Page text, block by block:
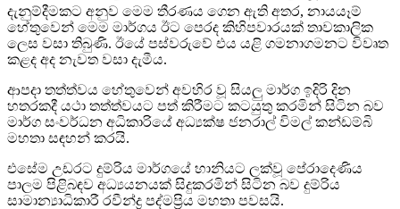
දැනුම්දීමකට අනුව මෙම තීරණය ගෙන ඇති අතර, නායයෑම්
හේතුවෙන් මෙම මාර්ගය ඊට පෙරද කිහිපවාරයක් තාවකාලික
ලෙස වසා තිබුණි. ඊයේ පස්වරුවේ එය යළි ගමනාගමනට විවෘත
කළද අද නැවත වසා දැමීය.
ආපදා තත්ත්වය හේතුවෙන් අවහිර වූ සියලු මාර්ග ඉදිරි දින
හතරකදී යථා තත්ත්වයට පත් කිරීමට කටයුතු කරමින් සිටින බව
මාර්ග සංවර්ධන අධිකාරියේ අධ්‍යක්ෂ ජනරාල් විමල් කන්ඩම්බි
මහතා සඳහන් කරයි.
එසේම උඩරට දුම්රිය මාර්ගයේ හානියට ලක්වූ පේරාදෙණිය
පාලම පිළිබඳව අධ්‍යයනයක් සිදුකරමින් සිටින බව දුම්රිය
සාමාන්‍යාධිකාරී රවීන්ද්‍ර පද්මප්‍රිය මහතා පවසයි.